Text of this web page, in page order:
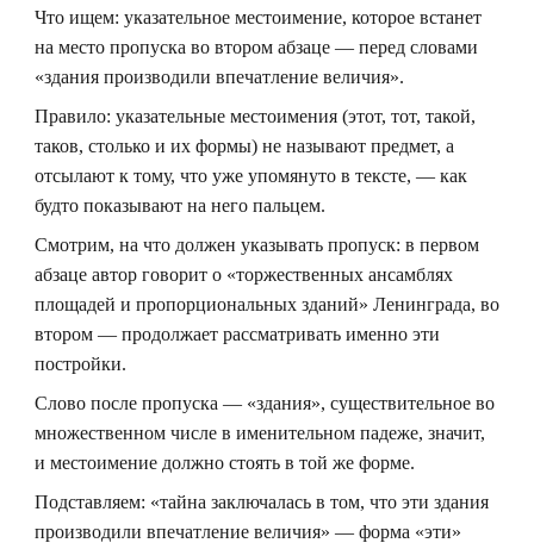
Что ищем: указательное местоимение, которое встанет
на место пропуска во втором абзаце — перед словами
«здания производили впечатление величия».
Правило: указательные местоимения (этот, тот, такой,
таков, столько и их формы) не называют предмет, а
отсылают к тому, что уже упомянуто в тексте, — как
будто показывают на него пальцем.
Смотрим, на что должен указывать пропуск: в первом
абзаце автор говорит о «торжественных ансамблях
площадей и пропорциональных зданий» Ленинграда, во
втором — продолжает рассматривать именно эти
постройки.
Слово после пропуска — «здания», существительное во
множественном числе в именительном падеже, значит,
и местоимение должно стоять в той же форме.
Подставляем: «тайна заключалась в том, что эти здания
производили впечатление величия» — форма «эти»